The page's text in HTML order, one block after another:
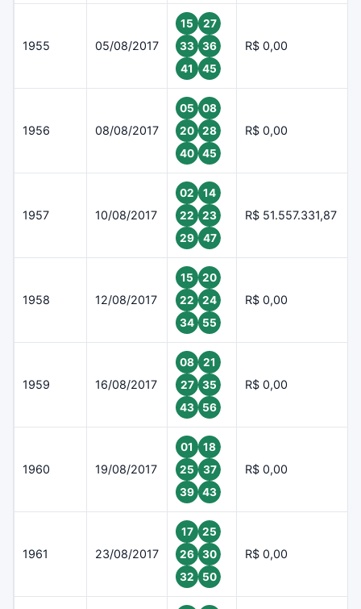
1955 05/08/2017
15
27
33
36
41
45
R$ 0,00
1956 08/08/2017
05
08
20
28
40
45
R$ 0,00
1957 10/08/2017
02
14
22
23
29
47
R$ 51.557.331,87
1958 12/08/2017
15
20
22
24
34
55
R$ 0,00
1959 16/08/2017
08
21
27
35
43
56
R$ 0,00
1960 19/08/2017
01
18
25
37
39
43
R$ 0,00
1961 23/08/2017
17
25
26
30
32
50
R$ 0,00